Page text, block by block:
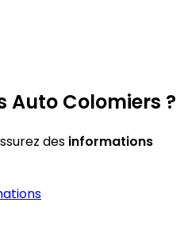
Auto Colomiers ?
des informations